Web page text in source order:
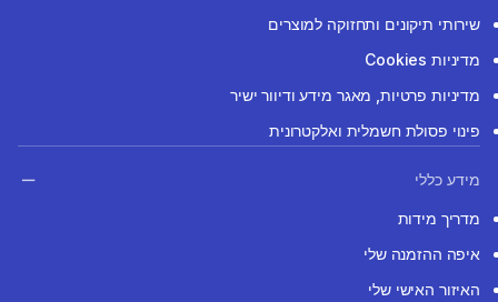
שירותי תיקונים ותחזוקה למוצרים
מדיניות Cookies
מדיניות פרטיות, מאגר מידע ודיוור ישיר
פינוי פסולת חשמלית ואלקטרונית
מידע כללי
מדריך מידות
איפה ההזמנה שלי
האיזור האישי שלי